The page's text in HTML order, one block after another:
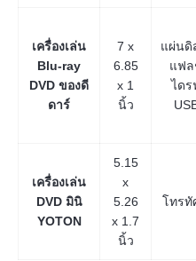
เครื่องเล่น
Blu-ray
DVD ของดี
ดาร์
7 x
6.85
x 1
นิ้ว
แผ่นดิ
แฟ
ไดร
เครื่องเล่น
DVD มินิ
YOTON
5.15
x
5.26
x 1.7
นิ้ว
โทรทั